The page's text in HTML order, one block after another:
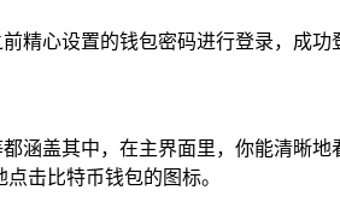
心设置的钱包密码进行登录，成功
涵盖其中，在主界面里，你能清晰
击比特币钱包的图标。